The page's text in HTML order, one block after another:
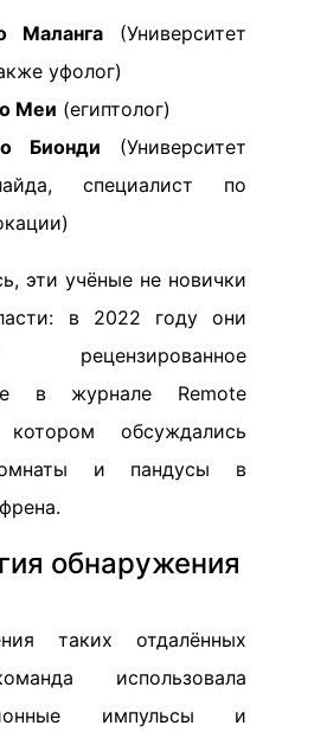
Маланга (Университет
уфолог)
Меи (египтолог)
Бионди (Университет
специалист по
эти учёные не новички
в 2022 году они
рецензированное
в журнале Remote
обсуждались
и пандусы в
обнаружения
таких отдалённых
использовала
импульсы и